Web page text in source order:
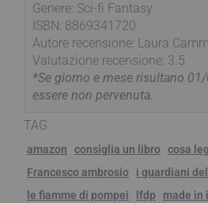
Genere: Sci-fi Fantasy
ISBN: 8869341720
Autore recensione: Laura
Valutazione recensione: 3.5
*Se giorno e mese risultano
essere non pervenuta.
TAG
amazon consiglia un libro cosa
Francesco ambrosio
i guardiani
le fiamme di pompei
lfdp
made in